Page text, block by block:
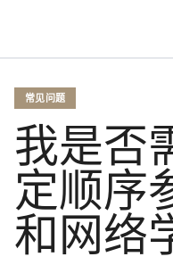
常见问题
我是否
定顺序
和网络